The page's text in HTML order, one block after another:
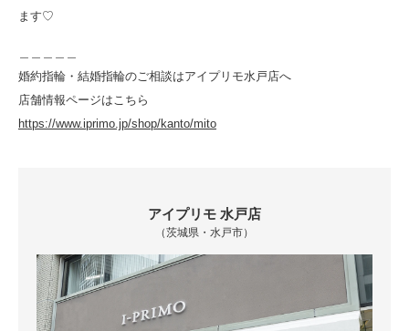
ます♡
婚約指輪・結婚指輪のご相談はアイプリモ水戸店へ
店舗情報ページはこちら
https://www.iprimo.jp/shop/kanto/mito
アイプリモ 水戸店
（茨城県・水戸市）